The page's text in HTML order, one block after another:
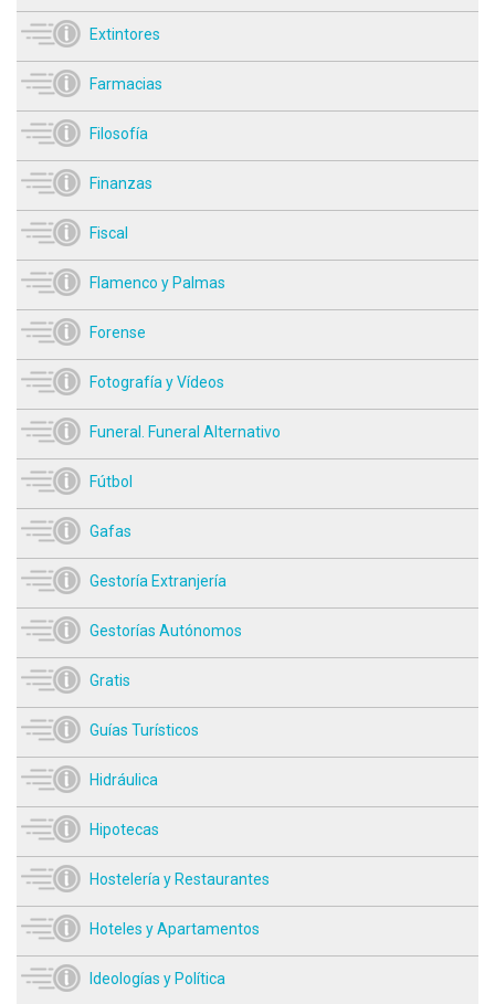
Extintores
Farmacias
Filosofía
Finanzas
Fiscal
Flamenco y Palmas
Forense
Fotografía y Vídeos
Funeral. Funeral Alternativo
Fútbol
Gafas
Gestoría Extranjería
Gestorías Autónomos
Gratis
Guías Turísticos
Hidráulica
Hipotecas
Hostelería y Restaurantes
Hoteles y Apartamentos
Ideologías y Política